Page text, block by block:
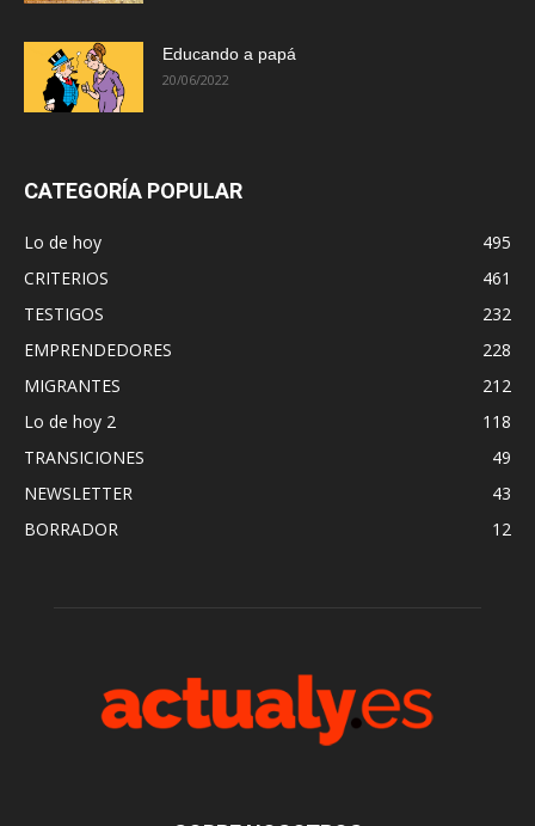
Educando a papá
20/06/2022
CATEGORÍA POPULAR
Lo de hoy
495
CRITERIOS
461
TESTIGOS
232
EMPRENDEDORES
228
MIGRANTES
212
Lo de hoy 2
118
TRANSICIONES
49
NEWSLETTER
43
BORRADOR
12